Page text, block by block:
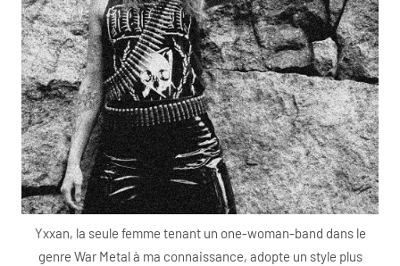
Yxxan, la seule femme tenant un one-woman-band dans le
genre War Metal à ma connaissance, adopte un style plus